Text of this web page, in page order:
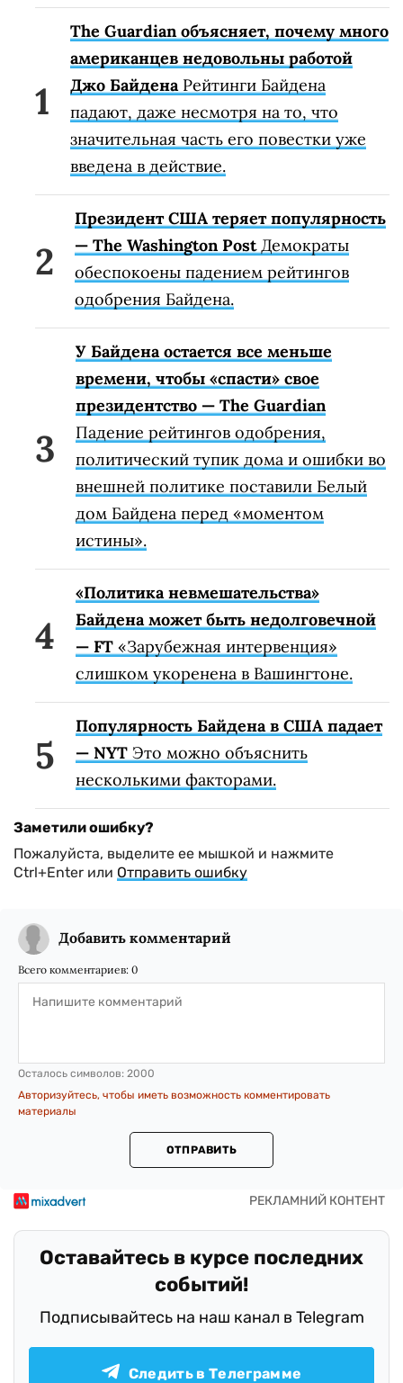
The Guardian объясняет, почему много
американцев недовольны работой
Джо БайденаРейтинги Байдена
падают, даже несмотря на то, что
значительная часть его повестки уже
введена в действие.
Президент США теряет популярность
— The Washington PostДемократы
обеспокоены падением рейтингов
одобрения Байдена.
У Байдена остается все меньше
времени, чтобы «спасти» свое
президентство — The Guardian
Падение рейтингов одобрения,
политический тупик дома и ошибки во
внешней политике поставили Белый
дом Байдена перед «моментом
истины».
«Политика невмешательства»
Байдена может быть недолговечной
— FT «Зарубежная интервенция»
слишком укоренена в Вашингтоне.
Популярность Байдена в США падает
— NYT Это можно объяснить
несколькими факторами.
Заметили ошибку?
Пожалуйста, выделите ее мышкой и нажмите
Ctrl+Enter или Отправить ошибку
Добавить комментарий
Всего комментариев: 0
Осталось символов: 2000
Авторизуйтесь, чтобы иметь возможность комментировать
материалы
ОТПРАВИТЬ
Оставайтесь в курсе последних
событий!
Подписывайтесь на наш канал в Telegram
Следить в Телеграмме